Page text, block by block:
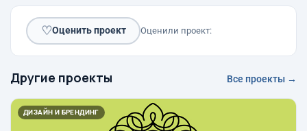
♡Оценить проект Оценили проект:
Другие проекты Все проекты →
ДИЗАЙН И БРЕНДИНГ